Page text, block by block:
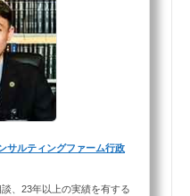
サルティングファーム行政
、23年以上の実績を有する